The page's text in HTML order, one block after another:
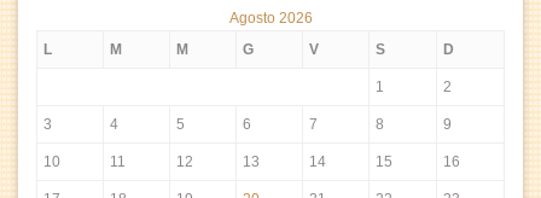
Agosto 2026
L
M M G V S D
1 2
3 4 5 6 7 8 9
10 11 12 13 14 15 16